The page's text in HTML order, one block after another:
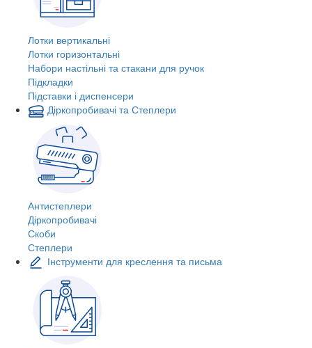
Лотки вертикальні
Лотки горизонтальні
Набори настільні та стакани для ручок
Підкладки
Підставки і диспенсери
Діркопробивачі та Степлери
Антистеплери
Діркопробивачі
Скоби
Степлери
Інструменти для креслення та письма